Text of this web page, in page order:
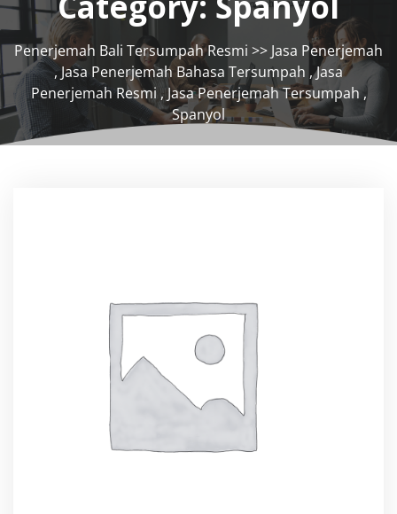
Penerjemah Bali Tersumpah Resmi >> Jasa Penerjemah
, Jasa Penerjemah Bahasa Tersumpah ,Jasa
Penerjemah Resmi, Jasa Penerjemah Tersumpah,
Spanyol